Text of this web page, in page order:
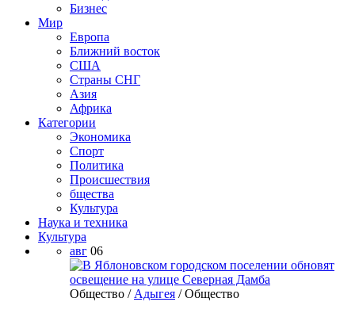
Бизнес
Мир
Европа
Ближний восток
США
Страны СНГ
Азия
Африка
Категории
Экономика
Спорт
Политика
Происшествия
бщества
Культура
Наука и техника
Культура
авг 06
Общество / Адыгея / Общество